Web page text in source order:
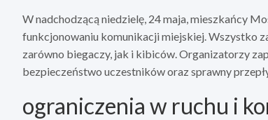
W nadchodzącą niedzielę, 24 maja, mieszkańcy
funkcjonowaniu komunikacji miejskiej. Wszystko
zarówno biegaczy, jak i kibiców. Organizatorzy
bezpieczeństwo uczestników oraz sprawny
ograniczenia w ruchu i